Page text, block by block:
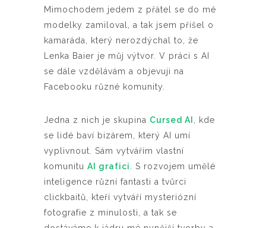
Mimochodem jedem z přátel se do mé
modelky zamiloval, a tak jsem přišel o
kamaráda, který nerozdýchal to, že
Lenka Baier je můj výtvor. V práci s AI
se dále vzdělávám a objevuji na
Facebooku různé komunity.
Jedna z nich je skupina Cursed AI
, kde
se lidé baví bizárem, který AI umí
vyplivnout. Sám vytvářím vlastní
komunitu AI grafici
. S rozvojem umělé
inteligence různí fantasti a tvůrci
clickbaitů, kteří vytváří mysteriózní
fotografie z minulosti, a tak se